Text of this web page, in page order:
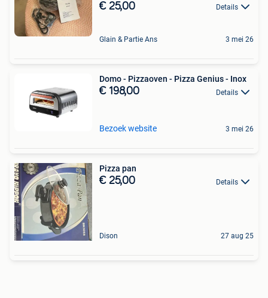
€ 25,00 Details
Glain & Partie Ans 3 mei 26
Domo - Pizzaoven - Pizza Genius - Inox
€ 198,00 Details
Bezoek website 3 mei 26
Pizza pan
€ 25,00 Details
Dison 27 aug 25